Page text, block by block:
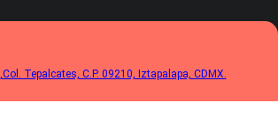
Tepalcates, C.P. 09210, Iztapalapa, CDMX.